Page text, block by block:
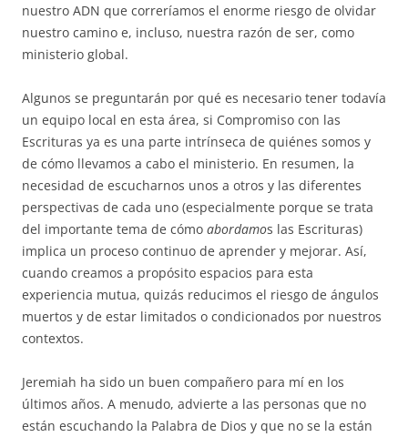
nuestro ADN que correríamos el enorme riesgo de olvidar
nuestro camino e, incluso, nuestra razón de ser, como
ministerio global.
Algunos se preguntarán por qué es necesario tener todavía
un equipo local en esta área, si Compromiso con las
Escrituras ya es una parte intrínseca de quiénes somos y
de cómo llevamos a cabo el ministerio. En resumen, la
necesidad de escucharnos unos a otros y las diferentes
perspectivas de cada uno (especialmente porque se trata
del importante tema de cómo abordamos las Escrituras)
implica un proceso continuo de aprender y mejorar. Así,
cuando creamos a propósito espacios para esta
experiencia mutua, quizás reducimos el riesgo de ángulos
muertos y de estar limitados o condicionados por nuestros
contextos.
Jeremiah ha sido un buen compañero para mí en los
últimos años. A menudo, advierte a las personas que no
están escuchando la Palabra de Dios y que no se la están